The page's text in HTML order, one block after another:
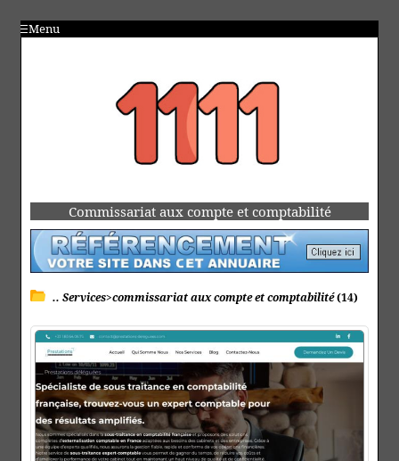
Menu
Commissariat aux compte et comptabilité
.. Services>commissariat aux compte et comptabilité(14)